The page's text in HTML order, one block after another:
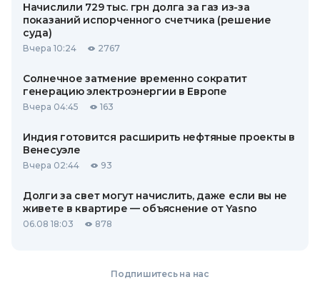
Начислили 729 тыс. грн долга за газ из-за
показаний испорченного счетчика (решение
суда)
Вчера 10:24 2767
Солнечное затмение временно сократит
генерацию электроэнергии в Европе
Вчера 04:45 163
Индия готовится расширить нефтяные проекты в
Венесуэле
Вчера 02:44 93
Долги за свет могут начислить, даже если вы не
живете в квартире — объяснение от Yasno
06.08 18:03 878
Подпишитесь на нас